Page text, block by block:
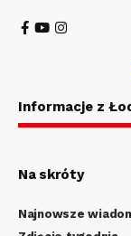
Informacje z
Na skróty
Najnowsze